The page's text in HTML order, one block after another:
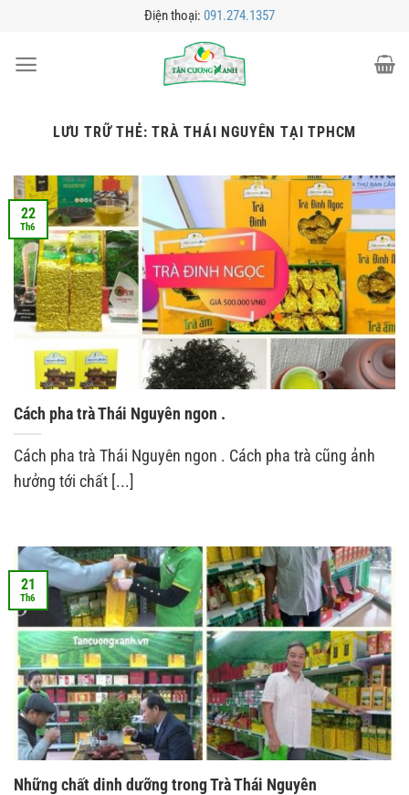
nội
Điện thoại: 091.274.1357
LƯU TRỮ THẺ:TRÀ THÁI NGUYÊN TẠI TPHCM
Cách pha trà Thái Nguyên ngon .
Cách pha trà Thái Nguyên ngon . Cách pha trà cũng ảnh
hưởng tới chất [...]
22
Th6
Những chất dinh dưỡng trong Trà Thái Nguyên
21
Th6